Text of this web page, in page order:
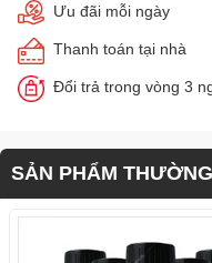
Ưu đãi mỗi ngày
Thanh toán tại nhà
Đổi trả trong vòng 3
SẢN PHẨM